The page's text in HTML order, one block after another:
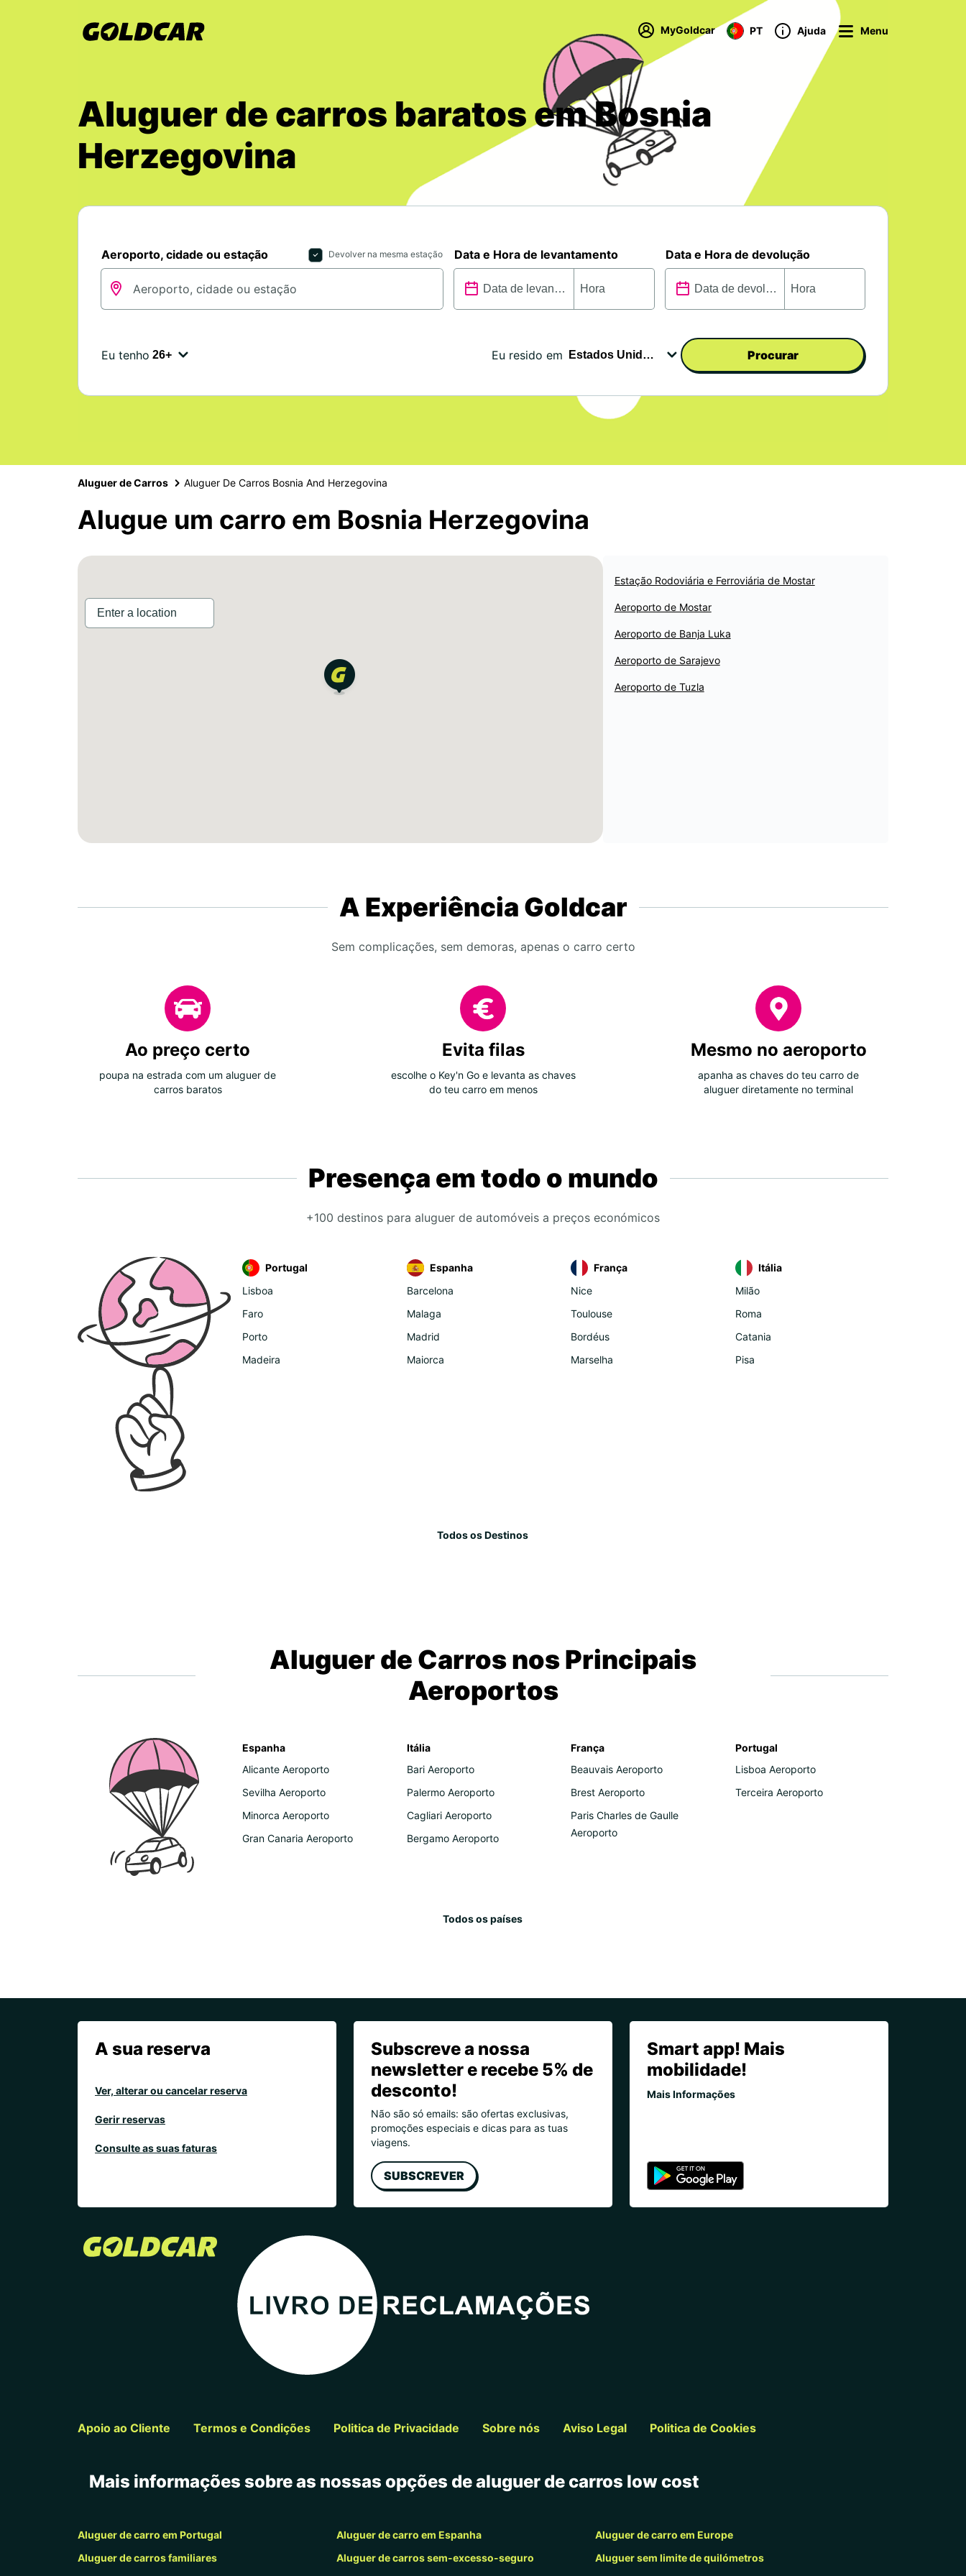
MyGoldcar PT Ajuda Menu
Aluguer de carros baratos em Bosnia
Herzegovina
Aeroporto, cidade ou estação Devolver na mesma estação Data e Hora de levantamento Data e Hora de devolução
Eu tenho Eu resido em Procurar
Aluguer de Carros Aluguer De Carros Bosnia And Herzegovina
Alugue um carro em Bosnia Herzegovina
Estação Rodoviária e Ferroviária de Mostar
Aeroporto de Mostar
Aeroporto de Banja Luka
Aeroporto de Sarajevo
Aeroporto de Tuzla
A Experiência Goldcar
Sem complicações, sem demoras, apenas o carro certo
Ao preço certo
poupa na estrada com um aluguer de
carros baratos
Evita filas
escolhe o Key'n Go e levanta as chaves
do teu carro em menos
Mesmo no aeroporto
apanha as chaves do teu carro de
aluguer diretamente no terminal
Presença em todo o mundo
+100 destinos para aluguer de automóveis a preços económicos
Portugal
Lisboa
Faro
Porto
Madeira
Espanha
Barcelona
Malaga
Madrid
Maiorca
França
Nice
Toulouse
Bordéus
Marselha
Itália
Milão
Roma
Catania
Pisa
Todos os Destinos
Aluguer de Carros nos Principais
Aeroportos
Espanha
Alicante Aeroporto
Sevilha Aeroporto
Minorca Aeroporto
Gran Canaria Aeroporto
Itália
Bari Aeroporto
Palermo Aeroporto
Cagliari Aeroporto
Bergamo Aeroporto
França
Beauvais Aeroporto
Brest Aeroporto
Paris Charles de Gaulle
Aeroporto
Portugal
Lisboa Aeroporto
Terceira Aeroporto
Todos os países
A sua reserva
Ver, alterar ou cancelar reserva
Gerir reservas
Consulte as suas faturas
Subscreve a nossa
newsletter e recebe 5% de
desconto!
Não são só emails: são ofertas exclusivas,
promoções especiais e dicas para as tuas
viagens.
SUBSCREVER
Smart app! Mais
mobilidade!
Mais Informações
Apoio ao Cliente Termos e Condições Politica de Privacidade Sobre nós Aviso Legal Politica de Cookies
Mais informações sobre as nossas opções de aluguer de carros low cost
Aluguer de carro em Portugal
Aluguer de carros familiares
Aluguer de carro em Espanha
Aluguer de carros sem-excesso-seguro
Aluguer de carro em Europe
Aluguer sem limite de quilómetros